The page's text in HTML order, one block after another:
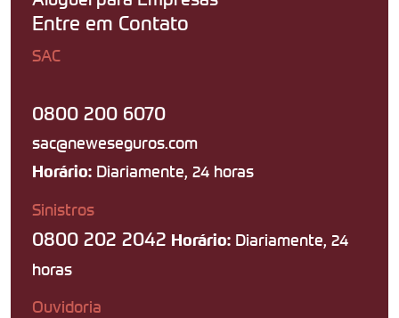
Entre em Contato
SAC
0800 200 6070
sac@neweseguros.com
Horário: Diariamente, 24 horas
Sinistros
0800 202 2042 Horário: Diariamente, 24
horas
Ouvidoria